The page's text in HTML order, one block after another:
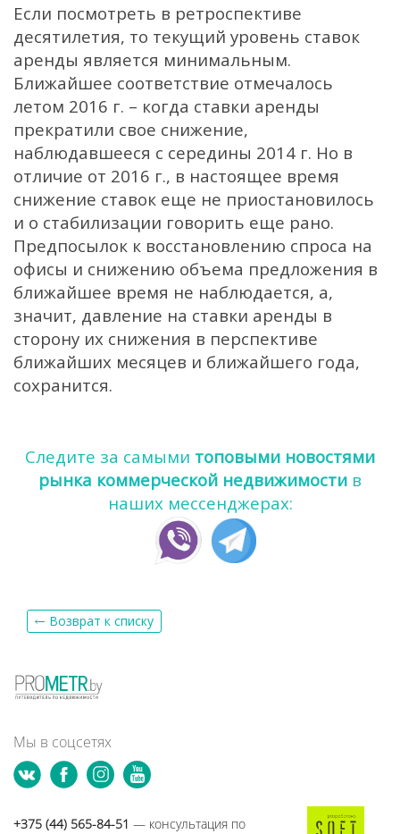
Если посмотреть в ретроспективе
десятилетия, то текущий уровень ставок
аренды является минимальным.
Ближайшее соответствие отмечалось
летом 2016 г. – когда ставки аренды
прекратили свое снижение,
наблюдавшееся с середины 2014 г. Но в
отличие от 2016 г., в настоящее время
снижение ставок еще не приостановилось
и о стабилизации говорить еще рано.
Предпосылок к восстановлению спроса на
офисы и снижению объема предложения в
ближайшее время не наблюдается, а,
значит, давление на ставки аренды в
сторону их снижения в перспективе
ближайших месяцев и ближайшего года,
сохранится.
Следите за самыми топовыми новостями
рынка коммерческой недвижимости в
наших мессенджерах:
Возврат к списку
Мы в соцсетях
+375 (44) 565-84-51 — консультация по